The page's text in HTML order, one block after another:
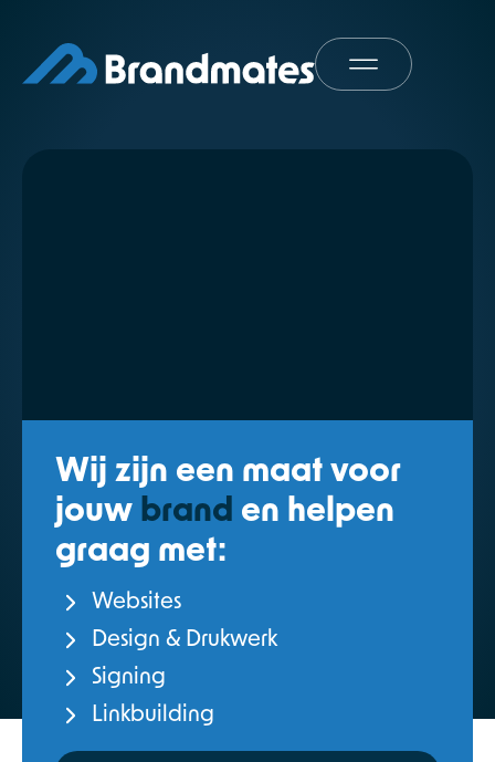
Wij zijn een maat voor
jouw brand en helpen
graag met:
Websites
Design & Drukwerk
Signing
Linkbuilding